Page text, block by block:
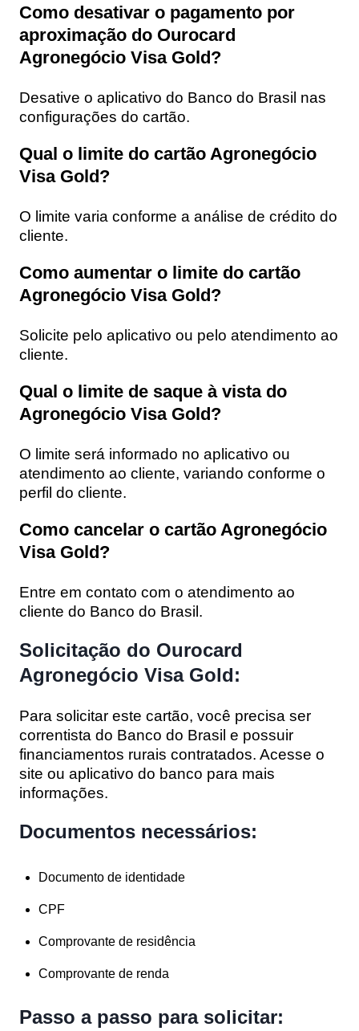
Como desativar o pagamento por
aproximação do Ourocard
Agronegócio Visa Gold?
Desative o aplicativo do Banco do Brasil nas
configurações do cartão.
Qual o limite do cartão Agronegócio
Visa Gold?
O limite varia conforme a análise de crédito do
cliente.
Como aumentar o limite do cartão
Agronegócio Visa Gold?
Solicite pelo aplicativo ou pelo atendimento ao
cliente.
Qual o limite de saque à vista do
Agronegócio Visa Gold?
O limite será informado no aplicativo ou
atendimento ao cliente, variando conforme o
perfil do cliente.
Como cancelar o cartão Agronegócio
Visa Gold?
Entre em contato com o atendimento ao
cliente do Banco do Brasil.
Solicitação do Ourocard
Agronegócio Visa Gold:
Para solicitar este cartão, você precisa ser
correntista do Banco do Brasil e possuir
financiamentos rurais contratados. Acesse o
site ou aplicativo do banco para mais
informações.
Documentos necessários:
Documento de identidade
CPF
Comprovante de residência
Comprovante de renda
Passo a passo para solicitar: